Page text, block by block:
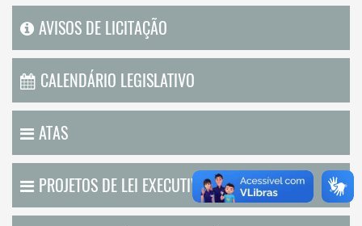
AVISOS DE LICITAÇÃO
CALENDÁRIO LEGISLATIVO
ATAS
PROJETOS DE LEI EXECUTIVO